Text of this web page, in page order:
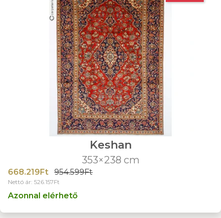
Keshan
353×238 cm
668.219Ft 954.599Ft
Nettó ár: 526.157Ft
Azonnal elérhető